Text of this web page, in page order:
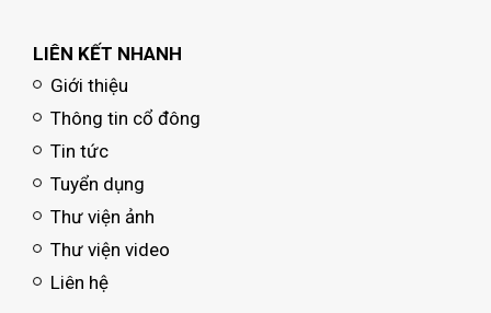
LIÊN KẾT NHANH
Giới thiệu
Thông tin cổ đông
Tin tức
Tuyển dụng
Thư viện ảnh
Thư viện video
Liên hệ